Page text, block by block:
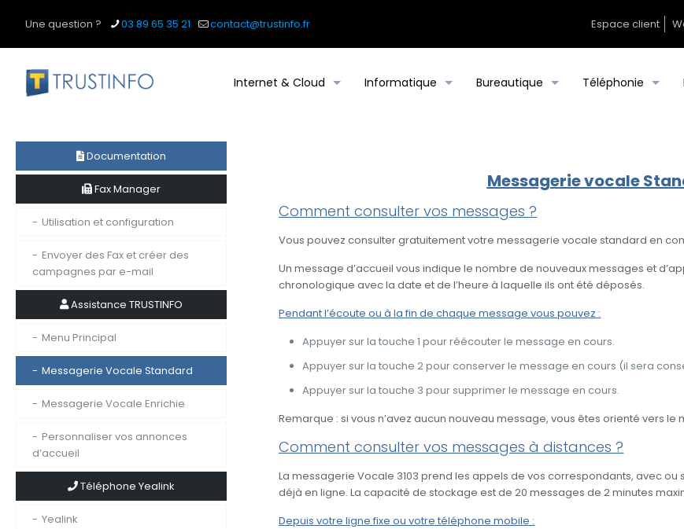
Une question ? 03 89 65 35 21 contact@trustinfo.fr Espace client
Internet & Cloud Informatique Bureautique Téléphonie
Messagerie vocale
Comment consulter vos messages ?
Vous pouvez consulter gratuitement votre messagerie vocale standard en
Un message d’accueil vous indique le nombre de nouveaux messages et
chronologique avec la date et de l’heure à laquelle ils ont été déposés.
Pendant l’écoute ou à la fin de chaque message vous pouvez :
Appuyer sur la touche 1 pour réécouter le message en cours.
Appuyer sur la touche 2 pour conserver le message en cours (il sera
Appuyer sur la touche 3 pour supprimer le message en cours.
Remarque : si vous n’avez aucun nouveau message, vous êtes orienté vers
Comment consulter vos messages à distances ?
La messagerie Vocale 3103 prend les appels de vos correspondants, avec
déjà en ligne. La capacité de stockage est de 20 messages de 2 minutes
Depuis votre ligne fixe ou votre téléphone mobile :
Documentation
Fax Manager
Utilisation et configuration
Envoyer des Fax et créer des
campagnes par e-mail
Assistance TRUSTINFO
Menu Principal
Messagerie Vocale Standard
Messagerie Vocale Enrichie
Personnaliser vos annonces
d’accueil
Téléphone Yealink
Yealink